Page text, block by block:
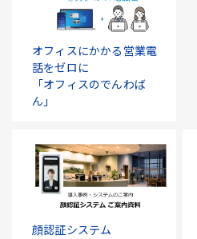
オフィスにかかる営業電
話をゼロに
「オフィスのでんわば
ん」
顔認証システム